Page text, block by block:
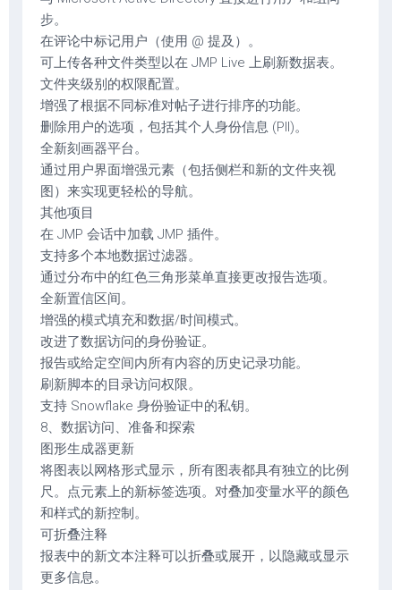
步。
在评论中标记用户（使用 @ 提及）。
可上传各种文件类型以在 JMP Live 上刷新数据表。
文件夹级别的权限配置。
增强了根据不同标准对帖子进行排序的功能。
删除用户的选项，包括其个人身份信息 (PII)。
全新刻画器平台。
通过用户界面增强元素（包括侧栏和新的文件夹视
图）来实现更轻松的导航。
其他项目
在 JMP 会话中加载 JMP 插件。
支持多个本地数据过滤器。
通过分布中的红色三角形菜单直接更改报告选项。
全新置信区间。
增强的模式填充和数据/时间模式。
改进了数据访问的身份验证。
报告或给定空间内所有内容的历史记录功能。
刷新脚本的目录访问权限。
支持 Snowflake 身份验证中的私钥。
8、数据访问、准备和探索
图形生成器更新
将图表以网格形式显示，所有图表都具有独立的比例
尺。点元素上的新标签选项。对叠加变量水平的颜色
和样式的新控制。
可折叠注释
报表中的新文本注释可以折叠或展开，以隐藏或显示
更多信息。